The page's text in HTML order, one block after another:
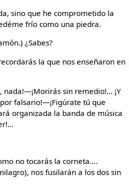
sino que he comprometido la
frío como una piedra.
¿Sabes?
la que nos enseñaron en
nada!—¡Morirás sin remedio!... ¡Y
falsario!—¡Figúrate tú que
organizada la banda de música
no tocarás la corneta....
nos fusilarán a los dos sin